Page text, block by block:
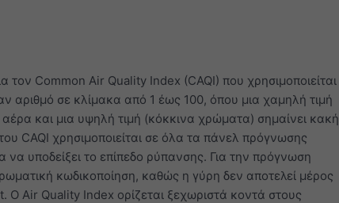
Common Air Quality Index (CAQI) που χρησιμοποιείται
αριθμό σε κλίμακα από 1 έως 100, όπου μια χαμηλή τιμή
και μια υψηλή τιμή (κόκκινα χρώματα) σημαίνει κακή
CAQI χρησιμοποιείται σε όλα τα πάνελ πρόγνωσης
υποδείξει το επίπεδο ρύπανσης. Για την πρόγνωση
κωδικοποίηση, καθώς η γύρη δεν αποτελεί μέρος
Air Quality Index ορίζεται ξεχωριστά κοντά στους